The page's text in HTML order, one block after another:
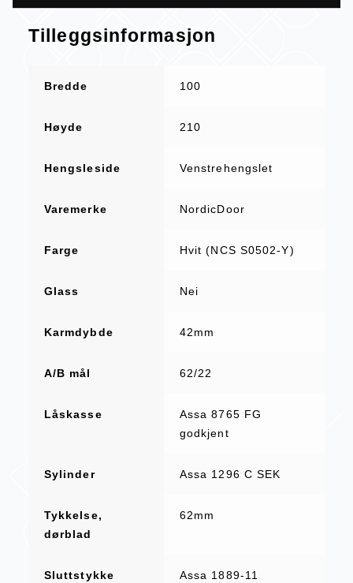
Tilleggsinformasjon
Bredde 100
Høyde 210
Hengsleside Venstrehengslet
Varemerke NordicDoor
Farge Hvit (NCS S0502-Y)
Glass Nei
Karmdybde 42mm
A/B mål 62/22
Låskasse
Assa 8765 FG
godkjent
Sylinder Assa 1296 C SEK
Tykkelse,
dørblad
62mm
Sluttstykke Assa 1889-11